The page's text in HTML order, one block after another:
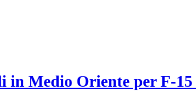
in Medio Oriente per F-